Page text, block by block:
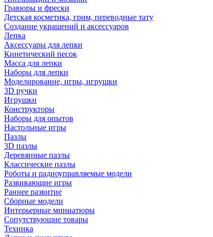
Гравюры и фрески
Детская косметика, грим, переводные тату
Создание украшений и аксессуаров
Лепка
Аксессуары для лепки
Кинетический песок
Масса для лепки
Наборы для лепки
Моделирование, игры, игрушки
3D ручки
Игрушки
Конструкторы
Наборы для опытов
Настольные игры
Пазлы
3D пазлы
Деревянные пазлы
Классические пазлы
Роботы и радиоуправляемые модели
Развивающие игры
Раннее развитие
Сборные модели
Интерьерные миниатюры
Сопутствующие товары
Техника